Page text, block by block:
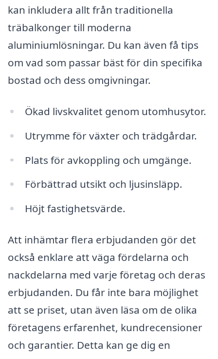
kan inkludera allt från traditionella
träbalkonger till moderna
aluminiumlösningar. Du kan även få tips
om vad som passar bäst för din specifika
bostad och dess omgivningar.
Ökad livskvalitet genom utomhusytor.
Utrymme för växter och trädgårdar.
Plats för avkoppling och umgänge.
Förbättrad utsikt och ljusinsläpp.
Höjt fastighetsvärde.
Att inhämtar flera erbjudanden gör det
också enklare att väga fördelarna och
nackdelarna med varje företag och deras
erbjudanden. Du får inte bara möjlighet
att se priset, utan även läsa om de olika
företagens erfarenhet, kundrecensioner
och garantier. Detta kan ge dig en